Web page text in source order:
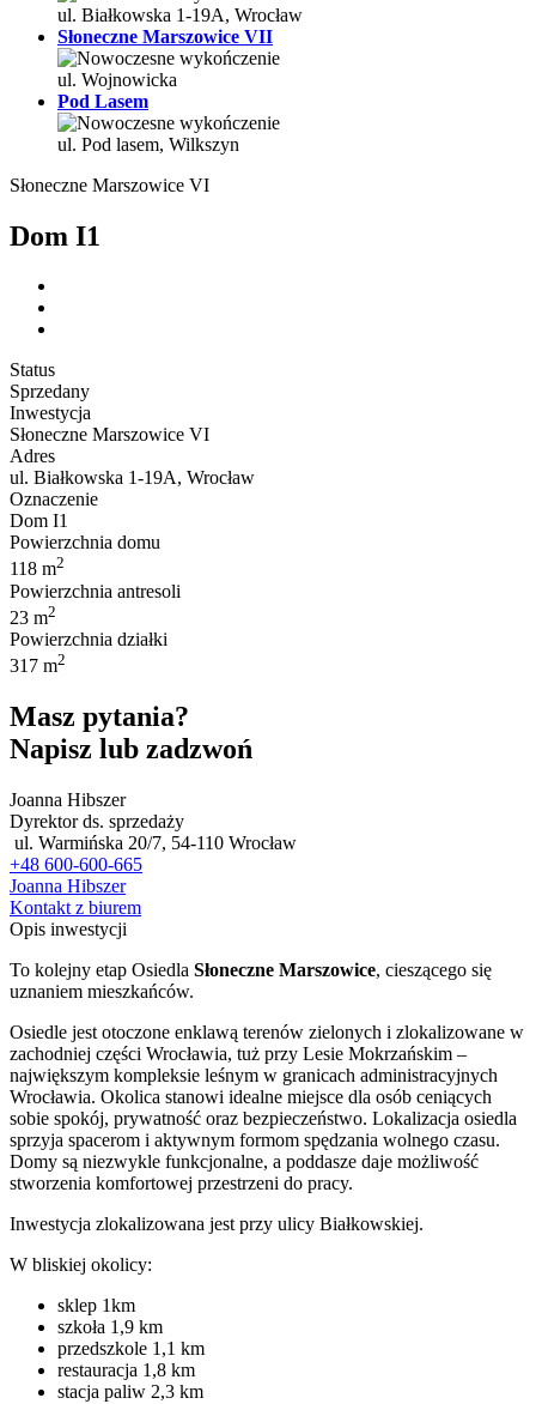
ul. Białkowska 1-19A, Wrocław
Słoneczne Marszowice VII
ul. Wojnowicka
Pod Lasem
ul. Pod lasem, Wilkszyn
Słoneczne Marszowice VI
Dom I1
Status
Sprzedany
Inwestycja
Słoneczne Marszowice VI
Adres
ul. Białkowska 1-19A, Wrocław
Oznaczenie
Dom I1
Powierzchnia domu
118 m2
Powierzchnia antresoli
23 m2
Powierzchnia działki
317 m2
Masz pytania?
Napisz lub zadzwoń
Joanna Hibszer
Dyrektor ds. sprzedaży
ul. Warmińska 20/7, 54-110 Wrocław
+48 600-600-665
Joanna Hibszer
Kontakt z biurem
Opis inwestycji
To kolejny etap Osiedla Słoneczne Marszowice, cieszącego się
uznaniem mieszkańców.
Osiedle jest otoczone enklawą terenów zielonych i zlokalizowane w
zachodniej części Wrocławia, tuż przy Lesie Mokrzańskim –
największym kompleksie leśnym w granicach administracyjnych
Wrocławia. Okolica stanowi idealne miejsce dla osób ceniących
sobie spokój, prywatność oraz bezpieczeństwo. Lokalizacja osiedla
sprzyja spacerom i aktywnym formom spędzania wolnego czasu.
Domy są niezwykle funkcjonalne, a poddasze daje możliwość
stworzenia komfortowej przestrzeni do pracy.
Inwestycja zlokalizowana jest przy ulicy Białkowskiej.
W bliskiej okolicy:
sklep 1km
szkoła 1,9 km
przedszkole 1,1 km
restauracja 1,8 km
stacja paliw 2,3 km